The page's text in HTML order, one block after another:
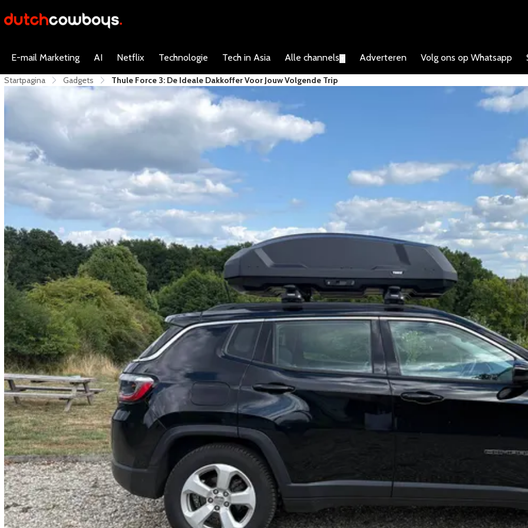
E-mail Marketing AI Netflix Technologie Tech in Asia Alle channels Adverteren Volg ons op Whatsapp
Startpagina Gadgets Thule Force 3: De Ideale Dakkoffer Voor Jouw Volgende Trip